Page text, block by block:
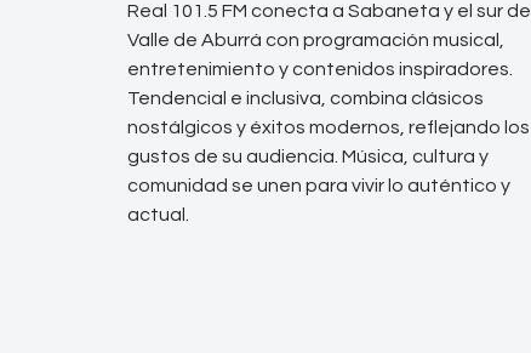
Real 101.5 FM conecta a Sabaneta y el sur del
Valle de Aburrá con programación musical,
entretenimiento y contenidos inspiradores.
Tendencial e inclusiva, combina clásicos
nostálgicos y éxitos modernos, reflejando los
gustos de su audiencia. Música, cultura y
comunidad se unen para vivir lo auténtico y
actual.